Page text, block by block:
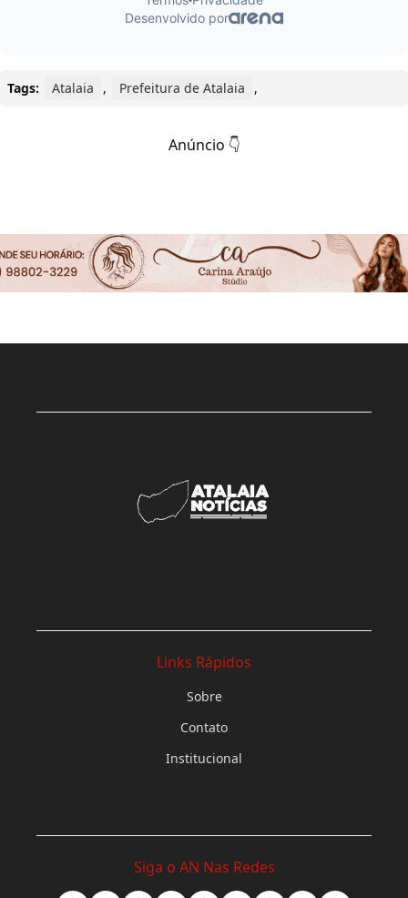
Tags: Atalaia , Prefeitura de Atalaia ,
Anúncio 👇
Links Rápidos
Sobre
Contato
Institucional
Siga o AN Nas Redes